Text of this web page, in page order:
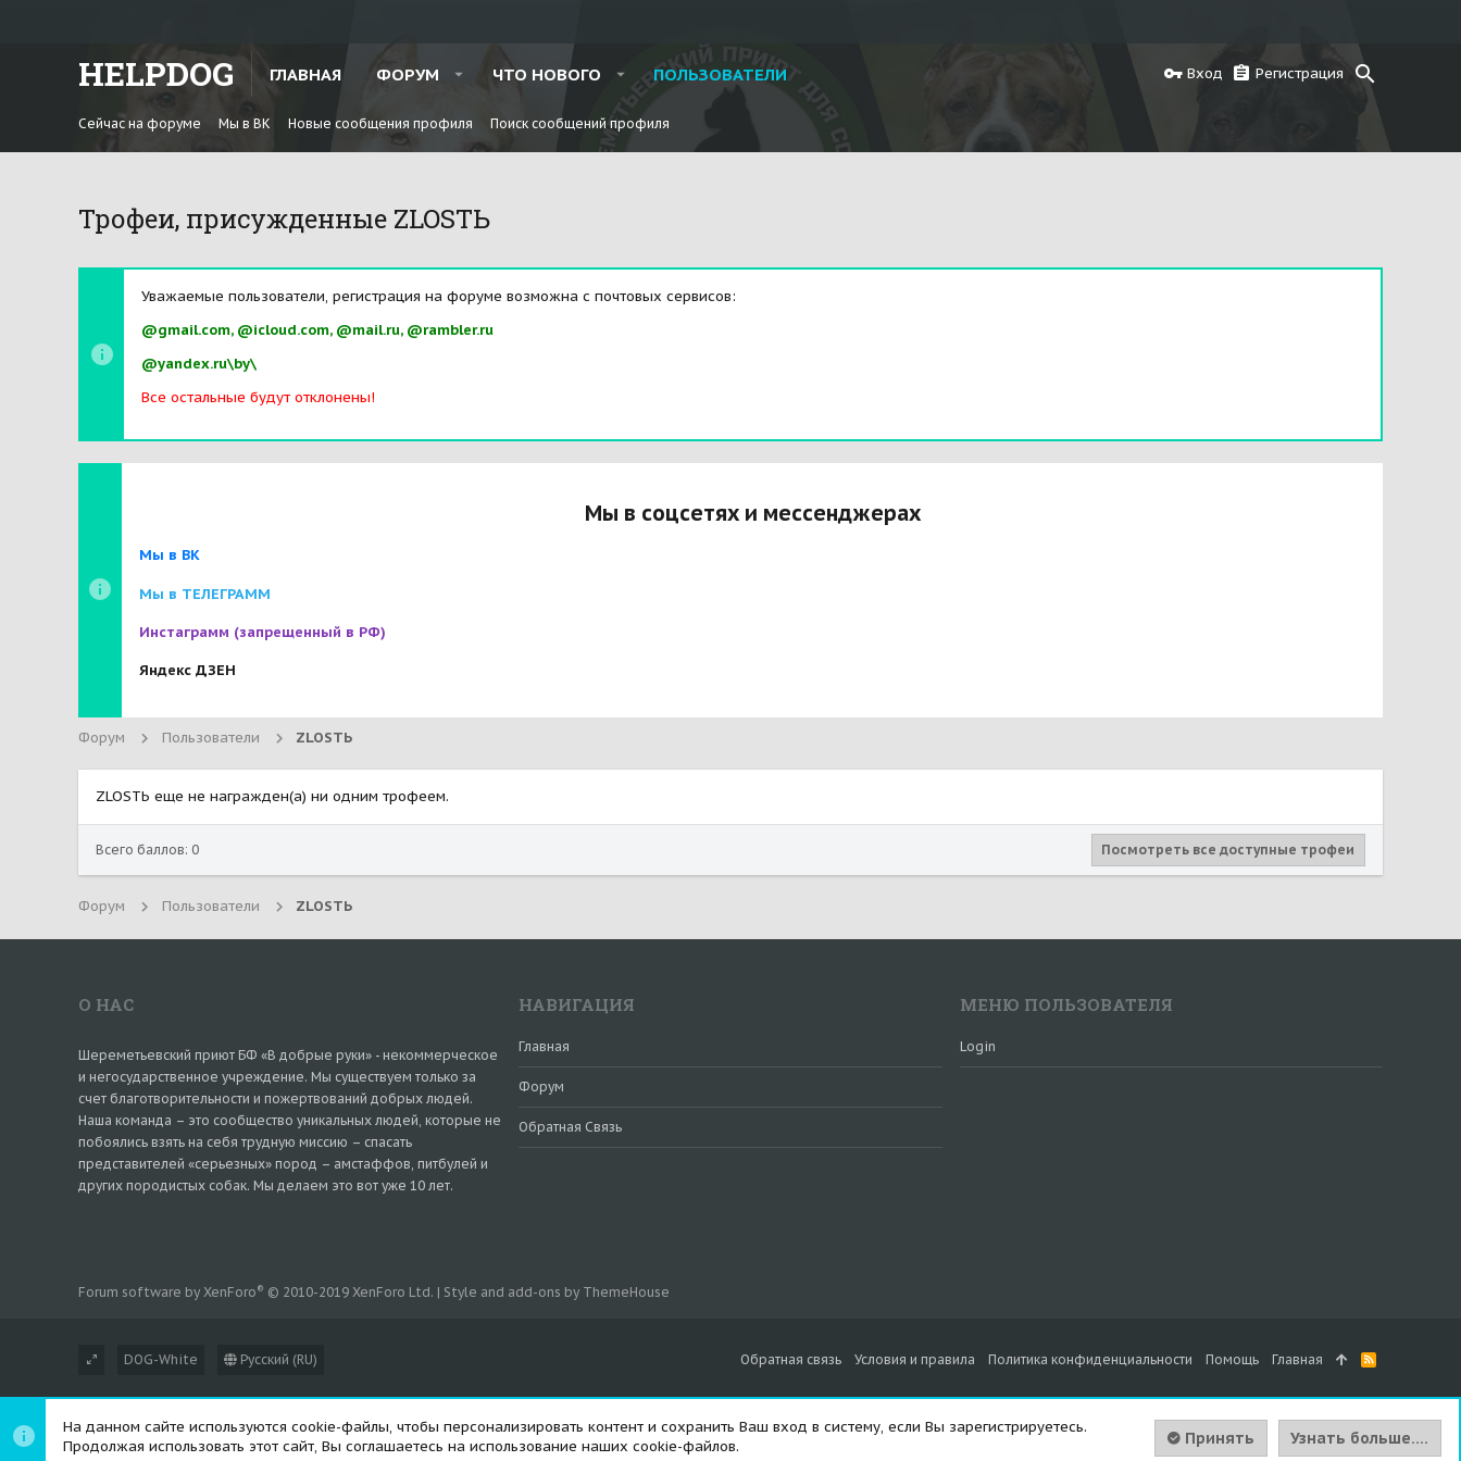
HELPDOG ГЛАВНАЯ ФОРУМ ЧТО НОВОГО ПОЛЬЗОВАТЕЛИ Вход Регистрация
Сейчас на форуме Мы в ВК Новые сообщения профиля Поиск сообщений профиля
Трофеи, присужденные ZLOSTЬ
Уважаемые пользователи, регистрация на форуме возможна с почтовых сервисов:
@gmail.com, @icloud.com, @mail.ru, @rambler.ru
@yandex.ru\by\
Все остальные будут отклонены!
Мы в соцсетях и мессенджерах
Мы в ВК
Мы в ТЕЛЕГРАММ
Инстаграмм (запрещенный в РФ)
Яндекс ДЗЕН
Форум Пользователи ZLOSTЬ
ZLOSTЬ еще не награжден(а) ни одним трофеем.
Всего баллов: 0 Посмотреть все доступные трофеи
Форум Пользователи ZLOSTЬ
О НАС
Шереметьевский приют БФ «В добрые руки» - некоммерческое
и негосударственное учреждение. Мы существуем только за
счет благотворительности и пожертвований добрых людей.
Наша команда – это сообщество уникальных людей, которые не
побоялись взять на себя трудную миссию – спасать
представителей «серьезных» пород – амстаффов, питбулей и
других породистых собак. Мы делаем это вот уже 10 лет.
НАВИГАЦИЯ
Главная
Форум
Обратная Связь
МЕНЮ ПОЛЬЗОВАТЕЛЯ
Login
DOG-White Русский (RU) Обратная связь Условия и правила Политика конфиденциальности Помощь Главная
R
S
Forum software by XenForo® © 2010-2019 XenForo Ltd. | Style and add-ons by ThemeHouse
На данном сайте используются cookie-файлы, чтобы персонализировать контент и сохранить Ваш вход в систему, если Вы зарегистрируетесь.
Продолжая использовать этот сайт, Вы соглашаетесь на использование наших cookie-файлов.
Принять Узнать больше....